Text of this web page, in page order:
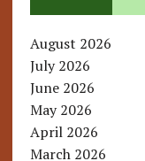
August 2026
July 2026
June 2026
May 2026
April 2026
March 2026